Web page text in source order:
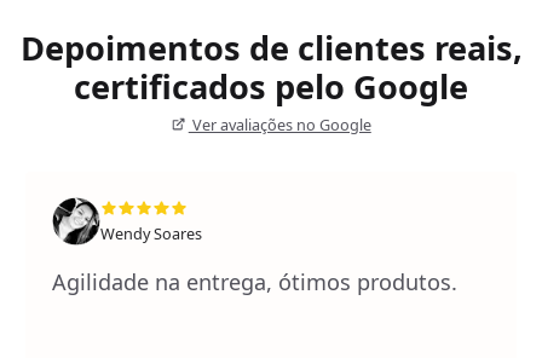
Depoimentos de clientes reais,
certificados pelo Google
Ver avaliações no Google
Wendy Soares
Agilidade na entrega, ótimos produtos.